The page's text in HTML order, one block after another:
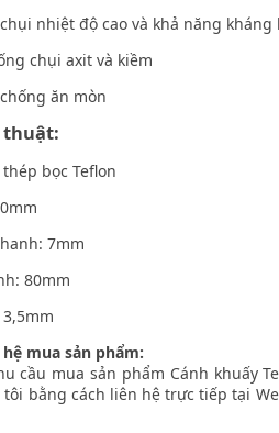
nhiệt độ cao và khả năng kháng
chụi axit và kiềm
ăn mòn
thuật:
bọc Teflon
7mm
80mm
mua sản phẩm:
cầu mua sản phẩm Cánh khuấy
bằng cách liên hệ trực tiếp tại